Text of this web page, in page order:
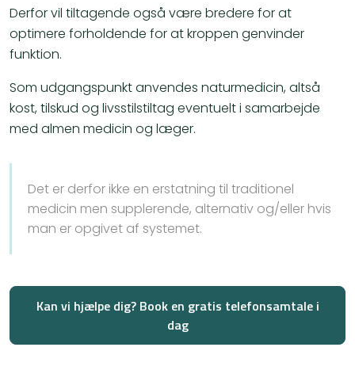
Derfor vil tiltagende også være bredere for at
optimere forholdende for at kroppen genvinder
funktion.
​Som udgangspunkt anvendes naturmedicin, altså
kost, tilskud og livsstilstiltag eventuelt i samarbejde
med almen medicin og læger.
Det er derfor ikke en erstatning til traditionel
medicin men supplerende, alternativ og/eller hvis
man er opgivet af systemet.
Kan vi hjælpe dig? Book en gratis telefonsamtale i
dag